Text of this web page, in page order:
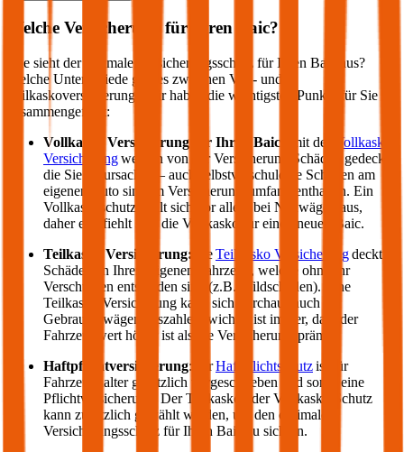
Welche Versicherung für Ihren Baic?
Wie sieht der optimale Versicherungsschutz für Ihren Baic
aus?
Welche Unterschiede gibt es zwischen Voll- und
Teilkaskoversicherung? Wir haben die wichtigsten Punkte für Sie
zusammengefasst:
Vollkasko Versicherung für Ihren Baic mit der
Vollkasko
Versicherungwerden von der Versicherung Schäden gedeckt,
die Sie verursachen – auch selbstverschuldete Schäden am
eigenen Auto sind im Versicherungsumfang enthalten. Ein
Vollkaskoschutz zahlt sich vor allem bei Neuwägen aus,
daher empfiehlt sich die Vollkasko für einen neuen
Baic.
Teilkasko Versicherung:
dieTeilkasko Versicherungdeckt
Schäden an Ihrem eigenen Fahrzeug, welche ohne Ihr
Verschulden entstanden sind (z.B. Wildschäden). Eine
Teilkasko Versicherung kann sich durchaus auch bei
Gebrauchtwägen auszahlen: wichtig ist immer, dass der
Fahrzeugwert höher ist als die Versicherungsprämie.
Haftpflichtversicherung: derHaftpflichtschutzist für
Fahrzeughalter gesetzlich vorgeschrieben und somit eine
Pflichtversicherung. Der Teilkasko oder Vollkasko Schutz
kann zusätzlich gewählt werden, um den optimalen
Versicherungsschutz für Ihren Baic
zu sichern.